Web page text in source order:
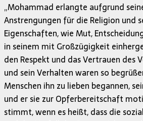
„Mohammad erlangte aufgrund
Anstrengungen für die Religion und
Eigenschaften, wie Mut,
in seinem mit Großzügigkeit
den Respekt und das Vertrauen des
und sein Verhalten waren so
Menschen ihn zu lieben begannen,
und er sie zur Opferbereitschaft
stimmt, wenn es heißt, dass die